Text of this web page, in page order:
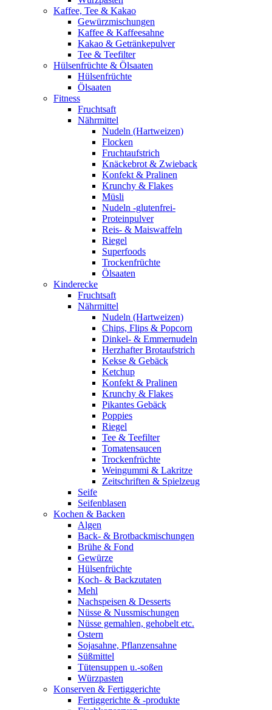
Kaffee, Tee & Kakao
Gewürzmischungen
Kaffee & Kaffeesahne
Kakao & Getränkepulver
Tee & Teefilter
Hülsenfrüchte & Ölsaaten
Hülsenfrüchte
Ölsaaten
Fitness
Fruchtsaft
Nährmittel
Nudeln (Hartweizen)
Flocken
Fruchtaufstrich
Knäckebrot & Zwieback
Konfekt & Pralinen
Krunchy & Flakes
Müsli
Nudeln -glutenfrei-
Proteinpulver
Reis- & Maiswaffeln
Riegel
Superfoods
Trockenfrüchte
Ölsaaten
Kinderecke
Fruchtsaft
Nährmittel
Nudeln (Hartweizen)
Chips, Flips & Popcorn
Dinkel- & Emmernudeln
Herzhafter Brotaufstrich
Kekse & Gebäck
Ketchup
Konfekt & Pralinen
Krunchy & Flakes
Pikantes Gebäck
Poppies
Riegel
Tee & Teefilter
Tomatensaucen
Trockenfrüchte
Weingummi & Lakritze
Zeitschriften & Spielzeug
Seife
Seifenblasen
Kochen & Backen
Algen
Back- & Brotbackmischungen
Brühe & Fond
Gewürze
Hülsenfrüchte
Koch- & Backzutaten
Mehl
Nachspeisen & Desserts
Nüsse & Nussmischungen
Nüsse gemahlen, gehobelt etc.
Ostern
Sojasahne, Pflanzensahne
Süßmittel
Tütensuppen u.-soßen
Würzpasten
Konserven & Fertiggerichte
Fertiggerichte & -produkte